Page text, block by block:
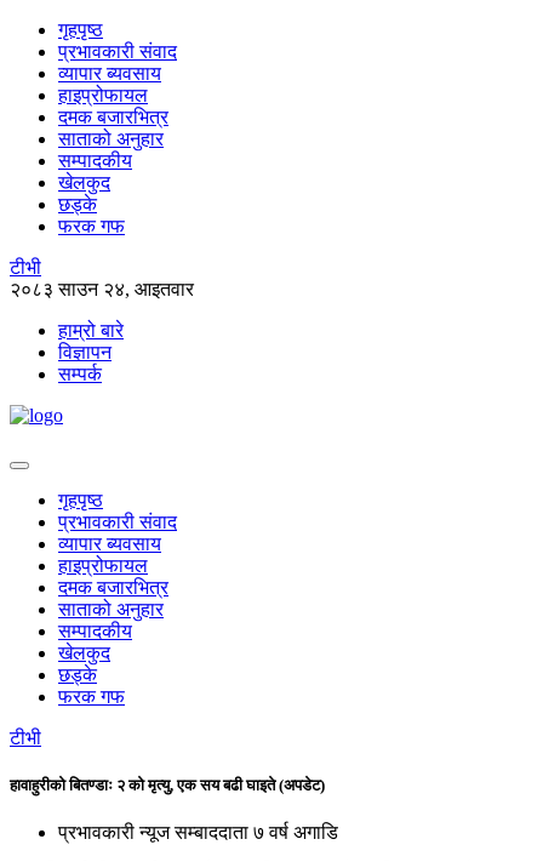
गृहपृष्ठ
प्रभावकारी संवाद
व्यापार ब्यवसाय
हाइप्रोफायल
दमक बजारभित्र
साताको अनुहार
सम्पादकीय
खेलकुद
छड्के
फरक गफ
टीभी
२०८३ साउन २४, आइतवार
हाम्रो बारे
विज्ञापन
सम्पर्क
गृहपृष्ठ
प्रभावकारी संवाद
व्यापार ब्यवसाय
हाइप्रोफायल
दमक बजारभित्र
साताको अनुहार
सम्पादकीय
खेलकुद
छड्के
फरक गफ
टीभी
हावाहुरीको बितण्डाः २ को मृत्यु, एक सय बढी घाइते (अपडेट)
प्रभावकारी न्यूज सम्बाददाता ७ वर्ष अगाडि